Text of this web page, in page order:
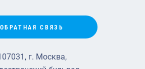
ОБРАТНАЯ СВЯЗЬ
г. Москва,